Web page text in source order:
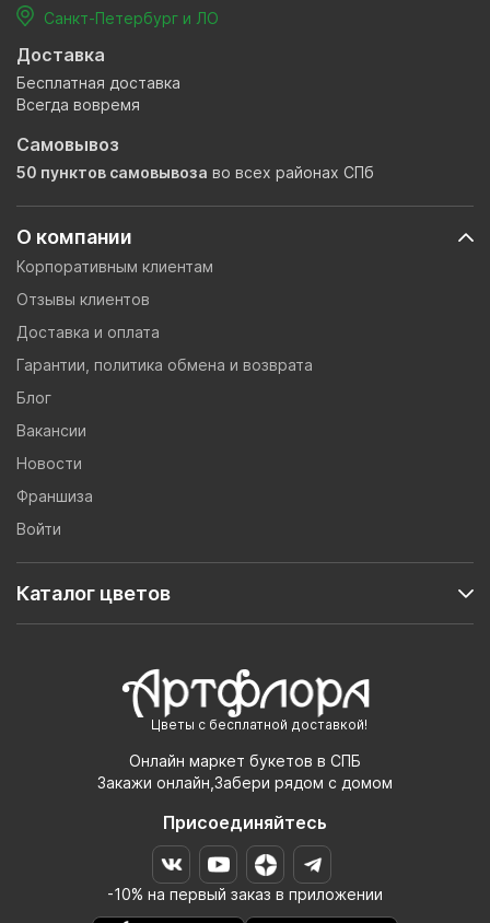
Цветы с бесплатной доставкой!
Онлайн маркет букетов в СПБ
Закажи онлайн,Забери рядом с домом
Присоединяйтесь
-10% на первый заказ в приложении
О компании
Корпоративным клиентам
Отзывы клиентов
Доставка и оплата
Гарантии, политика обмена и возврата
Блог
Вакансии
Новости
Франшиза
Войти
Каталог цветов
Санкт-Петербург и ЛО
Доставка
Бесплатная доставка
Всегда вовремя
Самовывоз
50 пунктов самовывоза во всех районах СПб